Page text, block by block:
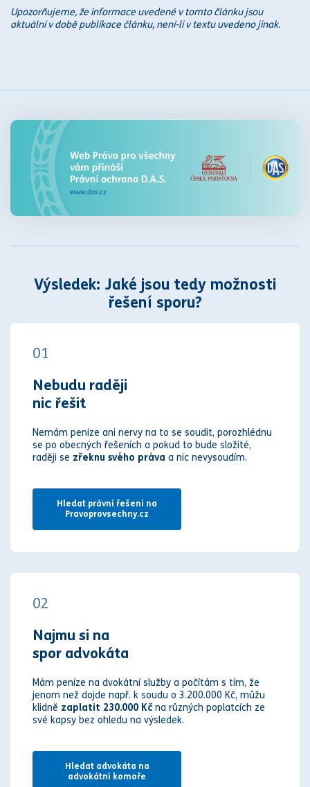
Upozorňujeme, že informace uvedené v tomto článku jsou
aktuální v době publikace článku, není-li v textu uvedeno jinak.
Výsledek: Jaké jsou tedy možnosti
řešení sporu?
01
Nebudu raději
nic řešit
Nemám peníze ani nervy na to se soudit, porozhlédnu
se po obecných řešeních a pokud to bude složité,
raději se zřeknu svého práva a nic nevysoudím.
Hledat právní řešení na
Pravoprovsechny.cz
02
Najmu si na
spor advokáta
Mám peníze na dvokátní služby a počítám s tím, že
jenom než dojde např. k soudu o 3.200.000 Kč, můžu
klidně zaplatit 230.000 Kč na různých poplatcích ze
své kapsy bez ohledu na výsledek.
Hledat advokáta na
advokátní komoře